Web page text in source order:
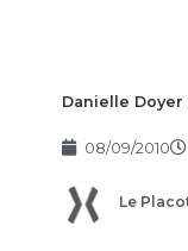
Danielle
08/09/2010
Le